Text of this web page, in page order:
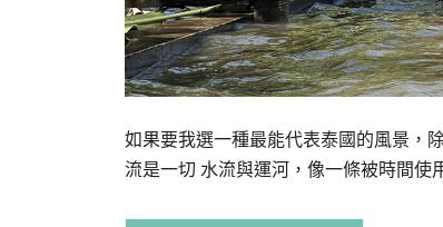
如果要我選一種最能代表泰國的風景，
流是一切 水流與運河，像一條被時間使